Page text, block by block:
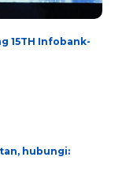
15TH Infobank-
hubungi: